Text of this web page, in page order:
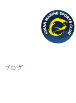
ブログ